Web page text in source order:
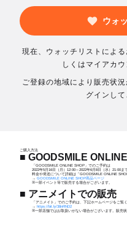
ウォ
現在、ウォッチリストによ
しくはマイアカ
ご登録の地域により販売状
グインして
ご購入方法
■ GOODSMILE
「GOODSMILE ONLINE SHOP」でのご予約は
2022年5月16日（月）12:00～2022年6月8日（水）21:00まで
料金や発送について詳細は「GOODSMILE ONLINE
→ GOODSMILE ONLINE SHOP商品ページ
※一部イベント等で販売する場合がございます。
■ アニメイトでの販売
「アニメイト」でのご予約は、下記ホームページをご覧く
→ https://bit.ly/38nRND2
※一部店舗ではお取扱いがない場合がございます。販売